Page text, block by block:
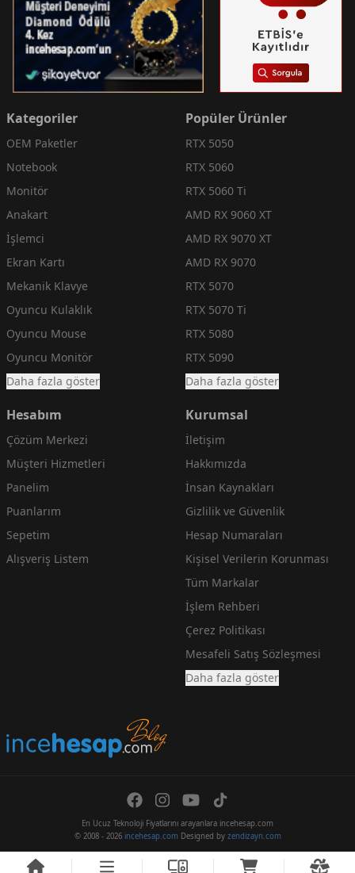
Kategoriler
OEM Paketler
Notebook
Monitör
Anakart
İşlemci
Ekran Kartı
Mekanik Klavye
Oyuncu Kulaklık
Oyuncu Mouse
Oyuncu Monitör
Daha fazla göster
Popüler Ürünler
RTX 5050
RTX 5060
RTX 5060 Ti
AMD RX 9060 XT
AMD RX 9070 XT
AMD RX 9070
RTX 5070
RTX 5070 Ti
RTX 5080
RTX 5090
Daha fazla göster
Hesabım
Çözüm Merkezi
Müşteri Hizmetleri
Panelim
Puanlarım
Sepetim
Alışveriş Listem
Kurumsal
İletişim
Hakkımızda
İnsan Kaynakları
Gizlilik ve Güvenlik
Hesap Numaraları
Kişisel Verilerin Korunması
Tüm Markalar
İşlem Rehberi
Çerez Politikası
Mesafeli Satış Sözleşmesi
Daha fazla göster
En Ucuz Teknoloji Fiyatlarını arayanlara incehesap.com
© 2008 - 2026 incehesap.comDesigned by zendizayn.com